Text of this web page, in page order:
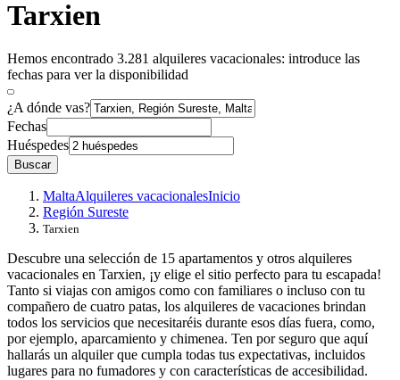
Tarxien
Hemos encontrado 3.281 alquileres vacacionales: introduce las
fechas para ver la disponibilidad
¿A dónde vas?
Fechas
Huéspedes
Buscar
MaltaAlquileres vacacionalesInicio
Región Sureste
Tarxien
Descubre una selección de 15 apartamentos y otros alquileres
vacacionales en Tarxien, ¡y elige el sitio perfecto para tu escapada!
Tanto si viajas con amigos como con familiares o incluso con tu
compañero de cuatro patas, los alquileres de vacaciones brindan
todos los servicios que necesitaréis durante esos días fuera, como,
por ejemplo, aparcamiento y chimenea. Ten por seguro que aquí
hallarás un alquiler que cumpla todas tus expectativas, incluidos
lugares para no fumadores y con características de accesibilidad.